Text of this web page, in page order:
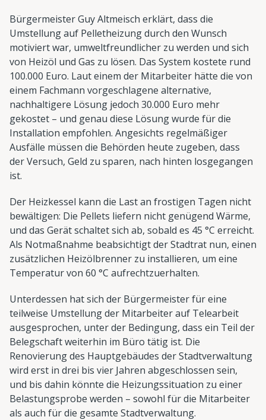
Bürgermeister Guy Altmeisch erklärt, dass die
Umstellung auf Pelletheizung durch den Wunsch
motiviert war, umweltfreundlicher zu werden und sich
von Heizöl und Gas zu lösen. Das System kostete rund
100.000 Euro. Laut einem der Mitarbeiter hätte die von
einem Fachmann vorgeschlagene alternative,
nachhaltigere Lösung jedoch 30.000 Euro mehr
gekostet – und genau diese Lösung wurde für die
Installation empfohlen. Angesichts regelmäßiger
Ausfälle müssen die Behörden heute zugeben, dass
der Versuch, Geld zu sparen, nach hinten losgegangen
ist.
Der Heizkessel kann die Last an frostigen Tagen nicht
bewältigen: Die Pellets liefern nicht genügend Wärme,
und das Gerät schaltet sich ab, sobald es 45 °C erreicht.
Als Notmaßnahme beabsichtigt der Stadtrat nun, einen
zusätzlichen Heizölbrenner zu installieren, um eine
Temperatur von 60 °C aufrechtzuerhalten.
Unterdessen hat sich der Bürgermeister für eine
teilweise Umstellung der Mitarbeiter auf Telearbeit
ausgesprochen, unter der Bedingung, dass ein Teil der
Belegschaft weiterhin im Büro tätig ist. Die
Renovierung des Hauptgebäudes der Stadtverwaltung
wird erst in drei bis vier Jahren abgeschlossen sein,
und bis dahin könnte die Heizungssituation zu einer
Belastungsprobe werden – sowohl für die Mitarbeiter
als auch für die gesamte Stadtverwaltung.